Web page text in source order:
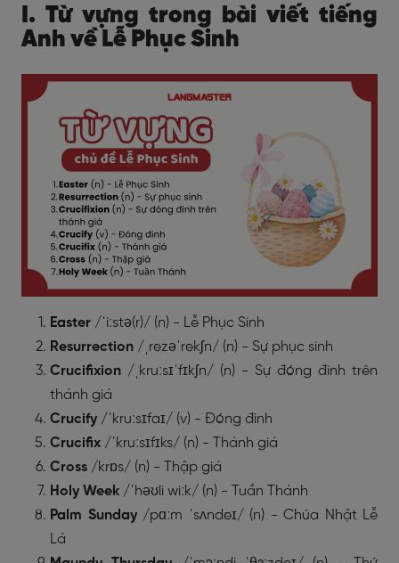
I. Từ vựng trong bài viết tiếng
Anh về Lễ Phục Sinh
Easter /ˈiːstə(r)/ (n) - Lễ Phục Sinh
Resurrection /ˌrezəˈrekʃn/ (n) - Sự phục sinh
Crucifixion /ˌkruːsɪˈfɪkʃn/ (n) - Sự đóng đinh trên
thánh giá
Crucify /ˈkruːsɪfaɪ/ (v) - Đóng đinh
Crucifix /ˈkruːsɪfɪks/ (n) - Thánh giá
Cross /krɒs/ (n) - Thập giá
Holy Week /ˈhəʊli wiːk/ (n) - Tuần Thánh
Palm Sunday /pɑːm ˈsʌndeɪ/ (n) - Chúa Nhật Lễ
Lá